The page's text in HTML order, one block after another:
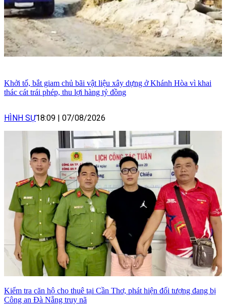
Khởi tố, bắt giam chủ bãi vật liệu xây dựng ở Khánh Hòa vì khai
thác cát trái phép, thu lợi hàng tỷ đồng
HÌNH SỰ18:09 07/08/2026
Kiểm tra căn hộ cho thuê tại Cần Thơ, phát hiện đối tượng đang bị
Công an Đà Nẵng truy nã